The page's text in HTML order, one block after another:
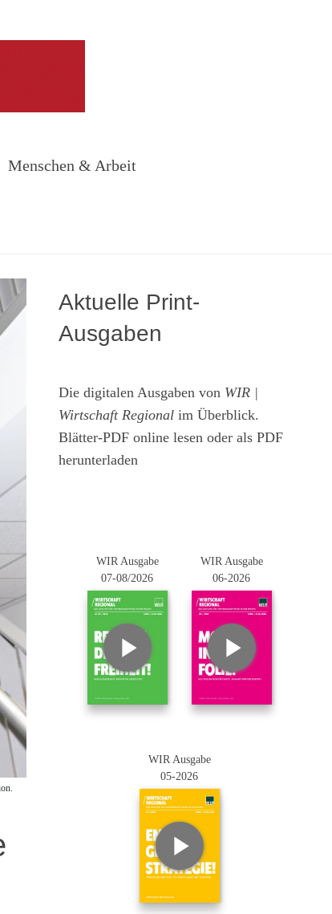
Menschen & Arbeit
Aktuelle Print-
Ausgaben
Die digitalen Ausgaben von WIR |
Wirtschaft Regional im Überblick.
Blätter-PDF online lesen oder als PDF
herunterladen
WIR Ausgabe
07-08/2026
WIR Ausgabe
06-2026
WIR Ausgabe
05-2026